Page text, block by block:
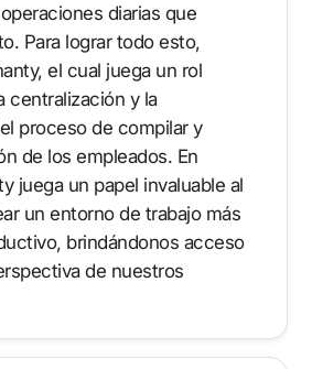
diarias que
Para lograr todo esto,
el cual juega un rol
centralización y la
proceso de compilar y
de los empleados. En
juega un papel invaluable al
un entorno de trabajo más
brindándonos acceso
de nuestros